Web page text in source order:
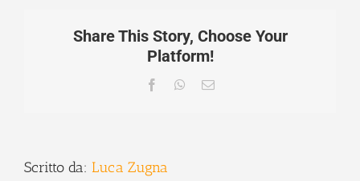
Share This Story, Choose Your
Platform!
FacebookWhatsApp
Email
Scritto da: Luca Zugna